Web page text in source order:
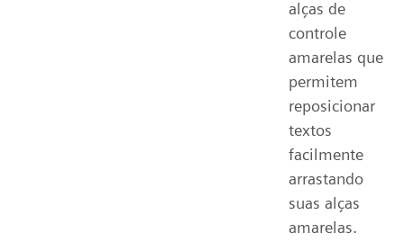
alças de
controle
amarelas que
permitem
reposicionar
textos
facilmente
arrastando
suas alças
amarelas.